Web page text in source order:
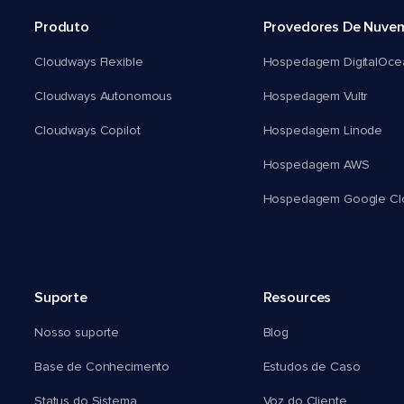
Produto
Cloudways Flexible
Cloudways Autonomous
Cloudways Copilot
Provedores De
Hospedagem
Hospedagem Vultr
Hospedagem Linode
Hospedagem AWS
Hospedagem Google
Suporte
Nosso suporte
Base de Conhecimento
Resources
Blog
Estudos de Caso